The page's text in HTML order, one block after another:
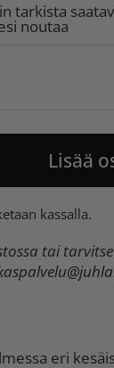
tarkista
noutaa
Lisää
kassalla.
tai
eri